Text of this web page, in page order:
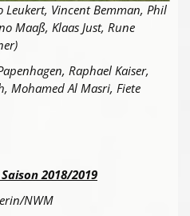
Leukert, Vincent Bemman, Phil
Maaß, Klaas Just, Rune
Raphael Kaiser,
Mohamed Al Masri, Fiete
2018/2019
NWM